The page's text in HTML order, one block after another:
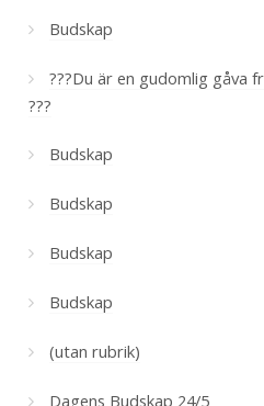
Budskap
???Du är en gudomlig gåva
???
Budskap
Budskap
Budskap
Budskap
(utan rubrik)
Dagens Budskap 24/5